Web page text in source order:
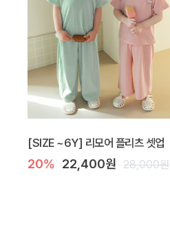
[SIZE ~6Y] 리모어 플리츠 셋업
20% 22,400원 28,000원